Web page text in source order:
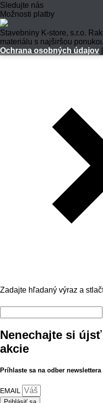
Sledujte nás
Možnosti platby
Stavebniny K-store, s.r.o.
materiálu s najširšou
Ochrana osobných údajov
Zadajte hľadaný výraz a
Nenechajte si
akcie
Príhlaste sa na odber newslettera
EMAIL